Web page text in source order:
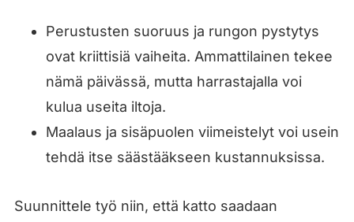
Perustusten suoruus ja rungon pystytys
ovat kriittisiä vaiheita. Ammattilainen tekee
nämä päivässä, mutta harrastajalla voi
kulua useita iltoja.
Maalaus ja sisäpuolen viimeistelyt voi usein
tehdä itse säästääkseen kustannuksissa.
Suunnittele työ niin, että katto saadaan